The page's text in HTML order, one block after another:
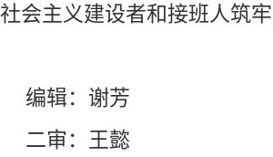
社会主义建设者和接班人筑
编辑：谢芳
二审：王懿